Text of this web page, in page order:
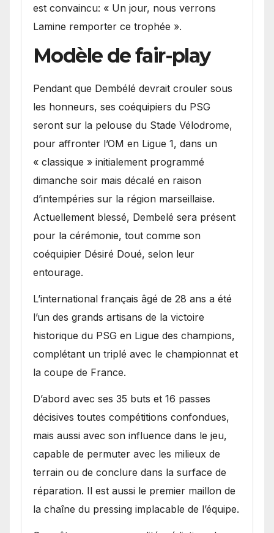
est convaincu: « Un jour, nous verrons
Lamine remporter ce trophée ».
Modèle de fair-play
Pendant que Dembélé devrait crouler sous
les honneurs, ses coéquipiers du PSG
seront sur la pelouse du Stade Vélodrome,
pour affronter l’OM en Ligue 1, dans un
« classique » initialement programmé
dimanche soir mais décalé en raison
d’intempéries sur la région marseillaise.
Actuellement blessé, Dembelé sera présent
pour la cérémonie, tout comme son
coéquipier Désiré Doué, selon leur
entourage.
L’international français âgé de 28 ans a été
l’un des grands artisans de la victoire
historique du PSG en Ligue des champions,
complétant un triplé avec le championnat et
la coupe de France.
D’abord avec ses 35 buts et 16 passes
décisives toutes compétitions confondues,
mais aussi avec son influence dans le jeu,
capable de permuter avec les milieux de
terrain ou de conclure dans la surface de
réparation. Il est aussi le premier maillon de
la chaîne du pressing implacable de l’équipe.